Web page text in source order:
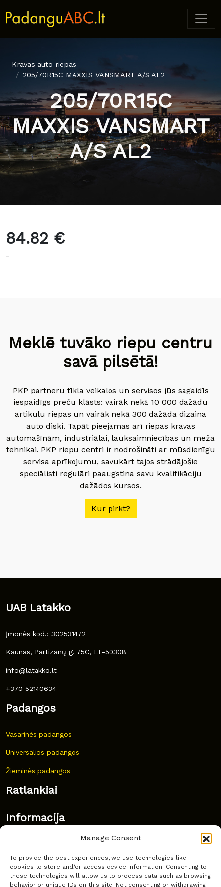
Manage Consent
To provide the best experiences, we use technologies like
cookies to store and/or access device information. Consenting to
these technologies will allow us to process data such as browsing
behavior or unique IDs on this site. Not consenting or withdrawing
Kravas auto riepas
205/70R15C MAXXIS VANSMART A/S AL2
205/70R15C
MAXXIS VANSMART
A/S AL2
84.82 €
-
Meklē tuvāko riepu centru
savā pilsētā!
PKP partneru tīkla veikalos un servisos jūs sagaidīs
iespaidīgs preču klāsts: vairāk nekā 10 000 dažādu
artikulu riepas un vairāk nekā 300 dažāda dizaina
auto diski. Tapāt pieejamas arī riepas kravas
automašīnām, industriālai, lauksaimniecības un meža
tehnikai. PKP riepu centri ir nodrošināti ar mūsdienīgu
servisa aprīkojumu, savukārt tajos strādājošie
speciālisti regulāri paaugstina savu kvalifikāciju
dažādos kursos.
Kur pirkt?
UAB Latakko
Įmonės kod.: 302531472
Kaunas, Partizanų g. 75C, LT-50308
info@latakko.lt
+370 52140634
Padangos
Vasarinės padangos
Universalios padangos
Žieminės padangos
Ratlankiai
Informacija
Dažnai užduodami klausimai
Kur nusipirkti?